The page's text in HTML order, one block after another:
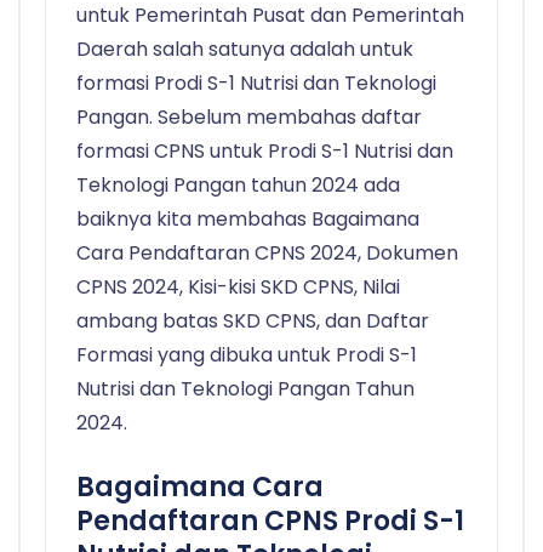
untuk Pemerintah Pusat dan Pemerintah
Daerah salah satunya adalah untuk
formasi Prodi S-1 Nutrisi dan Teknologi
Pangan. Sebelum membahas daftar
formasi CPNS untuk Prodi S-1 Nutrisi dan
Teknologi Pangan tahun 2024 ada
baiknya kita membahas Bagaimana
Cara Pendaftaran CPNS 2024, Dokumen
CPNS 2024, Kisi-kisi SKD CPNS, Nilai
ambang batas SKD CPNS, dan Daftar
Formasi yang dibuka untuk Prodi S-1
Nutrisi dan Teknologi Pangan Tahun
2024.
Bagaimana Cara
Pendaftaran CPNS Prodi S-1